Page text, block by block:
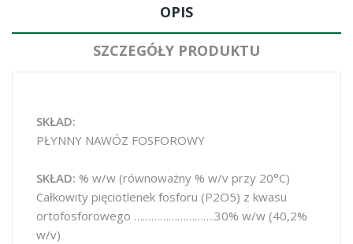
OPIS
SZCZEGÓŁY PRODUKTU
SKŁAD:
PŁYNNY NAWÓZ FOSFOROWY
SKŁAD: % w/w (równoważny % w/v przy 20°C)
Całkowity pięciotlenek fosforu (P2O5) z kwasu
ortofosforowego ……………………….30% w/w (40,2%
w/v)